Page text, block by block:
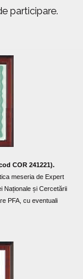
participare.
COR 241221).
meseria de Expert
Naționale și Cercetării
PFA, cu eventuali